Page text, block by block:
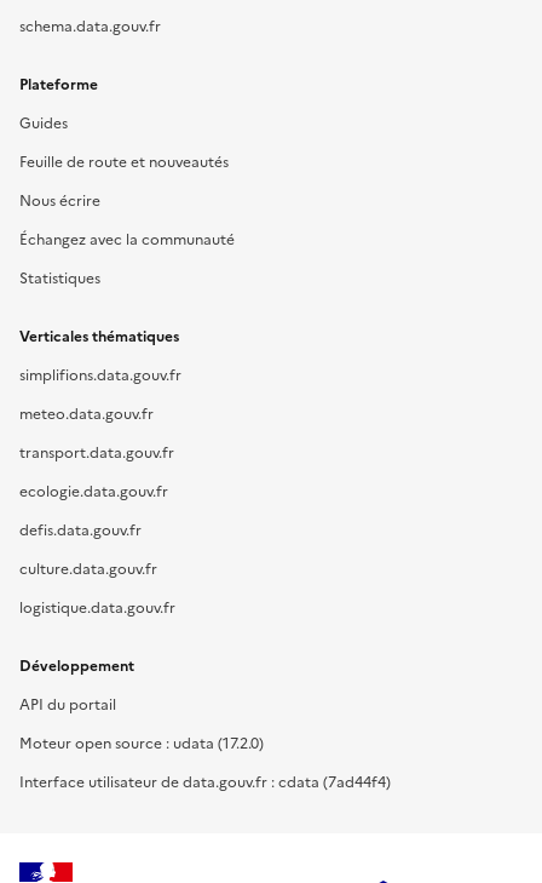
schema.data.gouv.fr
Plateforme
Guides
Feuille de route et nouveautés
Nous écrire
Échangez avec la communauté
Statistiques
Verticales thématiques
simplifions.data.gouv.fr
meteo.data.gouv.fr
transport.data.gouv.fr
ecologie.data.gouv.fr
defis.data.gouv.fr
culture.data.gouv.fr
logistique.data.gouv.fr
Développement
API du portail
Moteur open source : udata (17.2.0)
Interface utilisateur de data.gouv.fr : cdata (7ad44f4)